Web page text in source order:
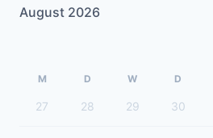
August 2026
M D W D
27 28 29 30